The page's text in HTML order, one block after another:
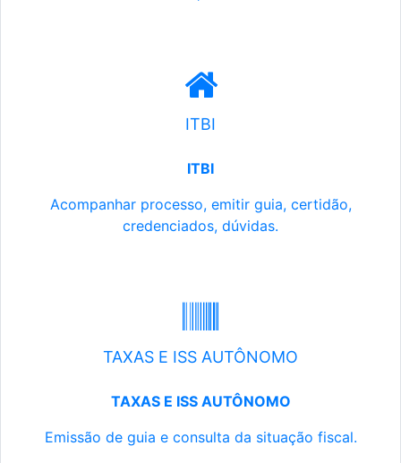
ITBI
ITBI
Acompanhar processo, emitir guia, certidão,
credenciados, dúvidas.
TAXAS E ISS AUTÔNOMO
TAXAS E ISS AUTÔNOMO
Emissão de guia e consulta da situação fiscal.